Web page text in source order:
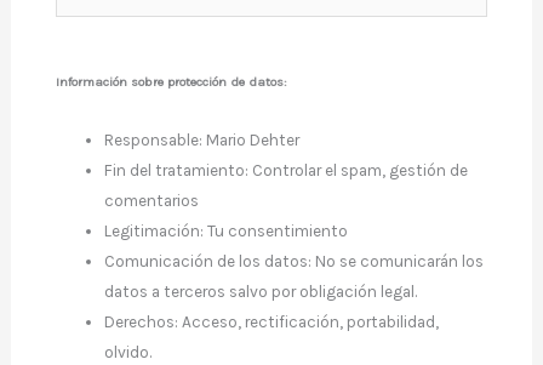
Información sobre protección de datos:
Responsable: Mario Dehter
Fin del tratamiento: Controlar el spam, gestión de
comentarios
Legitimación: Tu consentimiento
Comunicación de los datos: No se comunicarán los
datos a terceros salvo por obligación legal.
Derechos: Acceso, rectificación, portabilidad,
olvido.